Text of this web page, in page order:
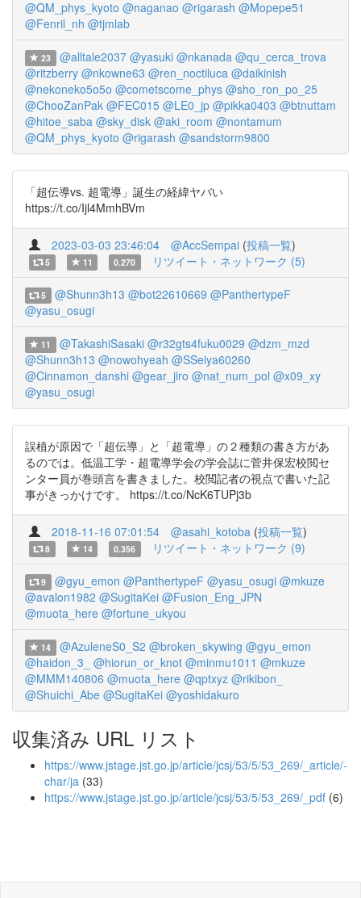
@QM_phys_kyoto @naganao @rigarash @Mopepe51
@Fenril_nh @tjmlab
23 @alltale2037 @yasuki @nkanada @qu_cerca_trova
@ritzberry @nkowne63 @ren_noctiluca @daikinish
@nekoneko5o5o @cometscome_phys @sho_ron_po_25
@ChooZanPak @FEC015 @LE0_jp @pikka0403 @btnuttam
@hitoe_saba @sky_disk @aki_room @nontamum
@QM_phys_kyoto @rigarash @sandstorm9800
「超伝導vs. 超電導」誕生の経緯ヤバい
https://t.co/Ijl4MmhBVm
2023-03-03 23:46:04 @AccSempai (投稿一覧)
5 11 0.270 リツイート・ネットワーク (5)
5 @Shunn3h13 @bot22610669 @PanthertypeF
@yasu_osugi
11 @TakashiSasaki @r32gts4fuku0029 @dzm_mzd
@Shunn3h13 @nowohyeah @SSeiya60260
@Cinnamon_danshi @gear_jiro @nat_num_pol @x09_xy
@yasu_osugi
誤植が原因で「超伝導」と「超電導」の２種類の書き方があ
るのでは。低温工学・超電導学会の学会誌に菅井保宏校閲セ
ンター員が巻頭言を書きました。校閲記者の視点で書いた記
事がきっかけです。 https://t.co/NcK6TUPj3b
2018-11-16 07:01:54 @asahi_kotoba (投稿一覧)
8 14 0.356 リツイート・ネットワーク (9)
9 @gyu_emon @PanthertypeF @yasu_osugi @mkuze
@avalon1982 @SugitaKei @Fusion_Eng_JPN
@muota_here @fortune_ukyou
14 @AzuleneS0_S2 @broken_skywing @gyu_emon
@haidon_3_
@hiorun_or_knot @minmu1011 @mkuze
@MMM140806 @muota_here @qptxyz @rikibon_
@Shuichi_Abe @SugitaKei @yoshidakuro
収集済み URL リスト
https://www.jstage.jst.go.jp/article/jcsj/53/5/53_269/_article/-
char/ja (33)
https://www.jstage.jst.go.jp/article/jcsj/53/5/53_269/_pdf (6)